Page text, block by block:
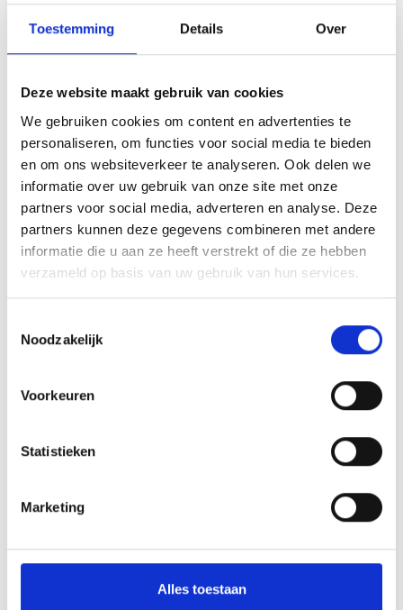
Toestemming Details Over
Deze website maakt gebruik van cookies
We gebruiken cookies om content en advertenties te
personaliseren, om functies voor social media te bieden
en om ons websiteverkeer te analyseren. Ook delen we
informatie over uw gebruik van onze site met onze
partners voor social media, adverteren en analyse. Deze
partners kunnen deze gegevens combineren met andere
informatie die u aan ze heeft verstrekt of die ze hebben
verzameld op basis van uw gebruik van hun services.
Noodzakelijk
Voorkeuren
Statistieken
Marketing
Alles toestaan
Leuninghekwerk
Spijlenhekwerk
Hekwerk uit buis
Kunststof aanrijdbeveiliging
Toegangscontrole
Overige aanrijdbeveiliging
Bebording
Outlet - restpartijen